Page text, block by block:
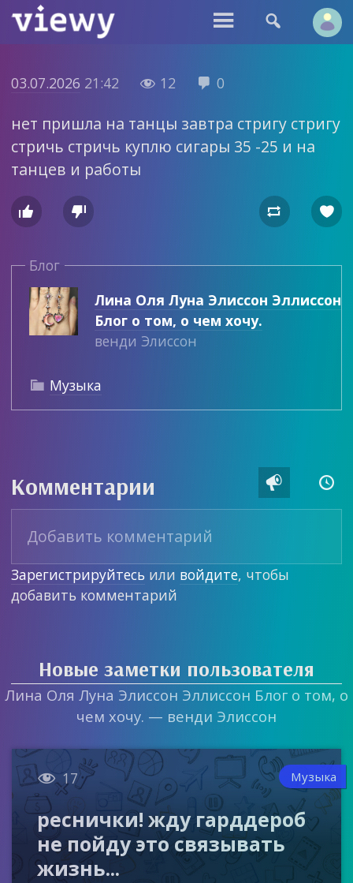
 
03.07.2026 21:42  12  0
нет пришла на танцы завтра стригу стригу
стричь стричь куплю сигары 35 -25 и на
танцев и работы
   
Блог
Лина Оля Луна Элиссон Эллиссон
Блог о том, о чем хочу.
венди Элиссон
 Музыка
Комментарии  
Зарегистрируйтесь или войдите, чтобы
добавить комментарий
Новые заметки пользователя
Лина Оля Луна Элиссон Эллиссон Блог о том, о
чем хочу. — венди Элиссон
 17 Музыка
реснички! жду гарддероб
не пойду это связывать
жизнь...